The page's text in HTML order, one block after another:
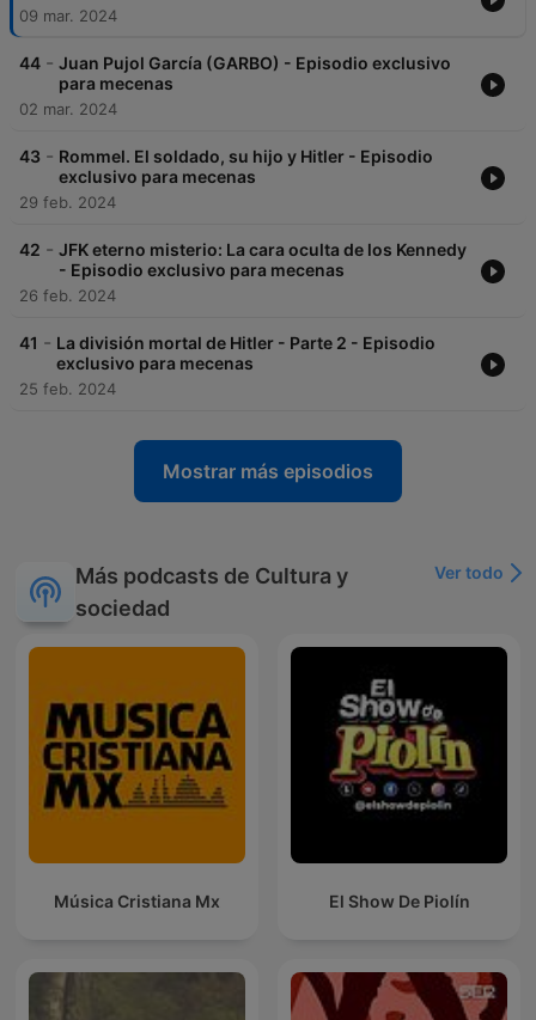
09 mar. 2024
44 - Juan Pujol García (GARBO) - Episodio exclusivo
para mecenas
02 mar. 2024
43 - Rommel. El soldado, su hijo y Hitler - Episodio
exclusivo para mecenas
29 feb. 2024
42 - JFK eterno misterio: La cara oculta de los Kennedy
- Episodio exclusivo para mecenas
26 feb. 2024
41 - La división mortal de Hitler - Parte 2 - Episodio
exclusivo para mecenas
25 feb. 2024
Mostrar más episodios
Más podcasts de Cultura y
sociedad
Ver todo
Música Cristiana Mx El Show De Piolín